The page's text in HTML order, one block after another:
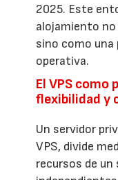
2025. Este
alojamiento no
sino como una
operativa.
El VPS
flexibilidad y
Un servidor
VPS, divide
recursos de